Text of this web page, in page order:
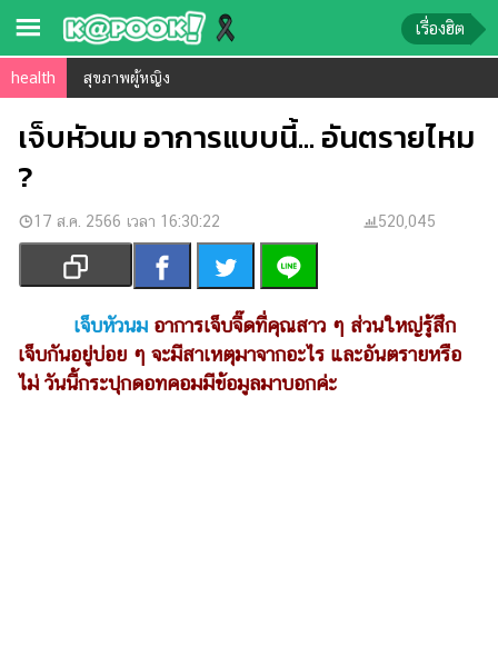
ข่าว-
ความ
ข่าว
บันเทิง
ตรวจ
หวย
ผล
เรื่องฮิต
health สุขภาพผู้หญิง
เจ็บหัวนม อาการแบบนี้... อันตรายไหม
?
17 ส.ค. 2566 เวลา 16:30:22 520,045
เจ็บหัวนม อาการเจ็บจี๊ดที่คุณสาว ๆ ส่วนใหญ่รู้สึก
เจ็บกันอยู่บ่อย ๆ จะมีสาเหตุมาจากอะไร และอันตรายหรือ
ไม่ วันนี้กระปุกดอทคอมมีข้อมูลมาบอกค่ะ